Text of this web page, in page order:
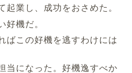
起業し、成功をおさめた。
好機だ。
ばこの好機を逃すわけには
当になった。好機逸すべか